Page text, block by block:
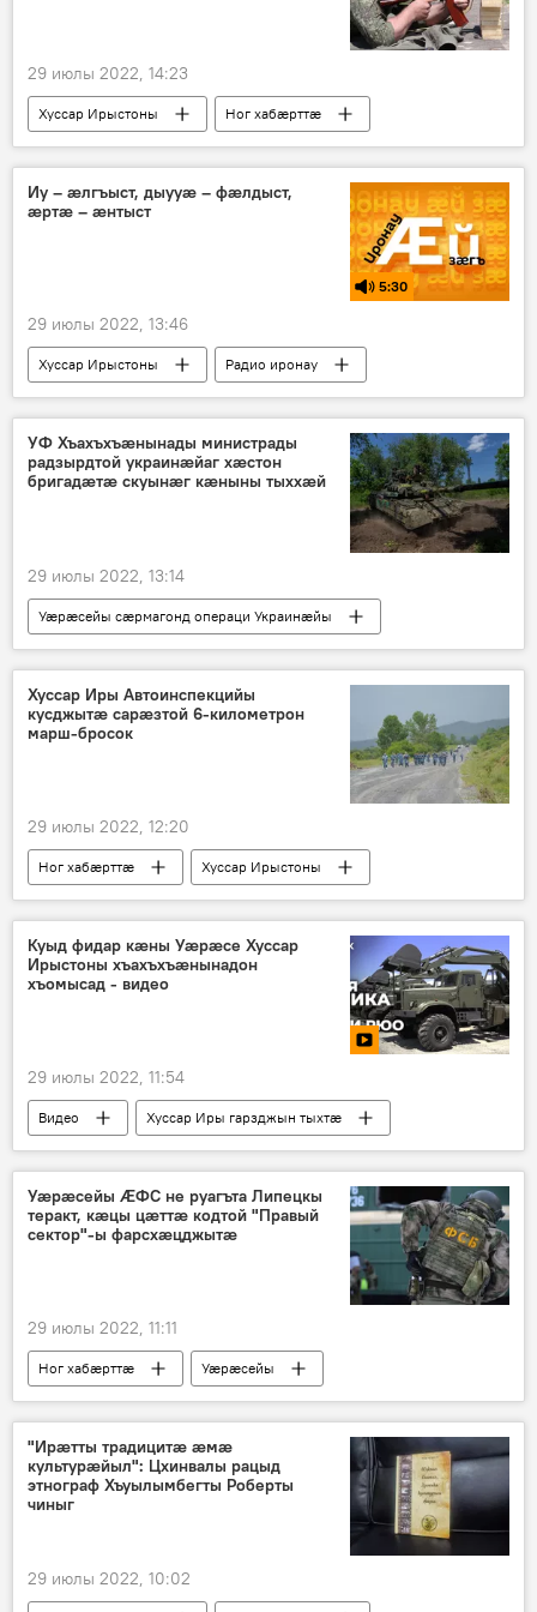
29 июлы 2022, 14:23
Хуссар Ирыстоны
Ног хабӕрттӕ
Хуссар Иры гарзджын тыхтӕ
Иу – æлгъыст, дыууæ – фæлдыст,
æртæ – æнтыст
5:30
29 июлы 2022, 13:46
Хуссар Ирыстоны
Радио иронау
Зонад
УФ Хъахъхъæнынады министрады
радзырдтой украинæйаг хæстон
бригадæтæ скуынæг кæныны тыххæй
29 июлы 2022, 13:14
Уӕрӕсейы сӕрмагонд операци Украинӕйы
Уӕрӕсейы
Ног хабӕрттӕ
Хуссар Иры Автоинспекцийы
кусджытӕ сарӕзтой 6-километрон
марш-бросок
29 июлы 2022, 12:20
Ног хабӕрттӕ
Хуссар Ирыстоны
Хуссар Иры МХМ
Куыд фидар кӕны Уӕрӕсе Хуссар
Ирыстоны хъахъхъӕнынадон
хъомысад - видео
29 июлы 2022, 11:54
Видео
Хуссар Иры гарзджын тыхтӕ
Хуссар Ирыстоны
Уӕрӕсейы ӔФС не руагъта Липецкы
теракт, кӕцы цӕттӕ кодтой "Правый
сектор"-ы фарсхӕцджытӕ
29 июлы 2022, 11:11
Ног хабӕрттӕ
Уӕрӕсейы
Уӕрӕсейы сӕрмагонд операци Украинӕйы
"Ирæтты традицитæ æмæ
культурæйыл": Цхинвалы рацыд
этнограф Хъуылымбегты Роберты
чиныг
29 июлы 2022, 10:02